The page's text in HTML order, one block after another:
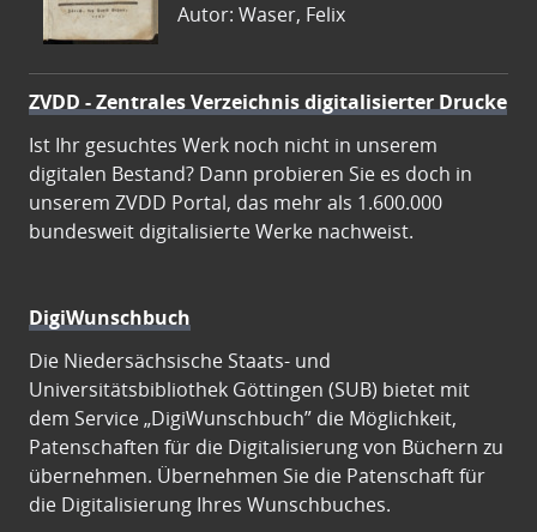
Autor: Waser, Felix
ZVDD - Zentrales Verzeichnis digitalisierter Drucke
Ist Ihr gesuchtes Werk noch nicht in unserem
digitalen Bestand? Dann probieren Sie es doch in
unserem ZVDD Portal, das mehr als 1.600.000
bundesweit digitalisierte Werke nachweist.
DigiWunschbuch
Die Niedersächsische Staats- und
Universitätsbibliothek Göttingen (SUB) bietet mit
dem Service „DigiWunschbuch” die Möglichkeit,
Patenschaften für die Digitalisierung von Büchern zu
übernehmen. Übernehmen Sie die Patenschaft für
die Digitalisierung Ihres Wunschbuches.